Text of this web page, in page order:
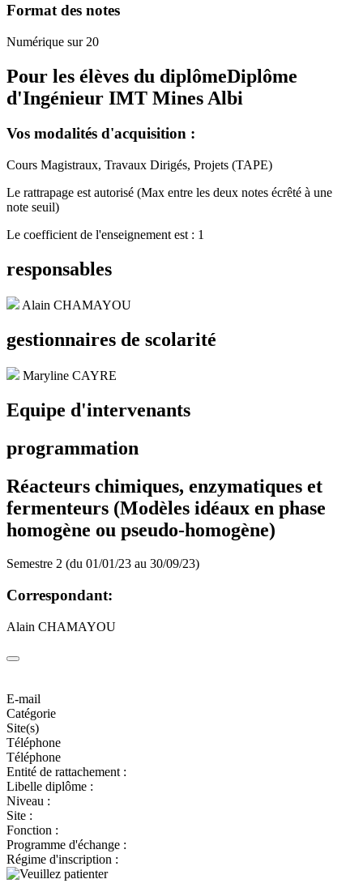
Format des notes
Numérique sur 20
Pour les élèves du diplômeDiplôme
d'Ingénieur IMT Mines Albi
Vos modalités d'acquisition :
Cours Magistraux, Travaux Dirigés, Projets (TAPE)
Le rattrapage est autorisé (Max entre les deux notes écrêté à une
note seuil)
Le coefficient de l'enseignement est : 1
responsables
Alain CHAMAYOU
gestionnaires de scolarité
Maryline CAYRE
Equipe d'intervenants
programmation
Réacteurs chimiques, enzymatiques et
fermenteurs (Modèles idéaux en phase
homogène ou pseudo-homogène)
Semestre 2 (du 01/01/23 au 30/09/23)
Correspondant:
Alain CHAMAYOU
E-mail
Catégorie
Site(s)
Téléphone
Téléphone
Entité de rattachement :
Libelle diplôme :
Niveau :
Site :
Fonction :
Programme d'échange :
Régime d'inscription :